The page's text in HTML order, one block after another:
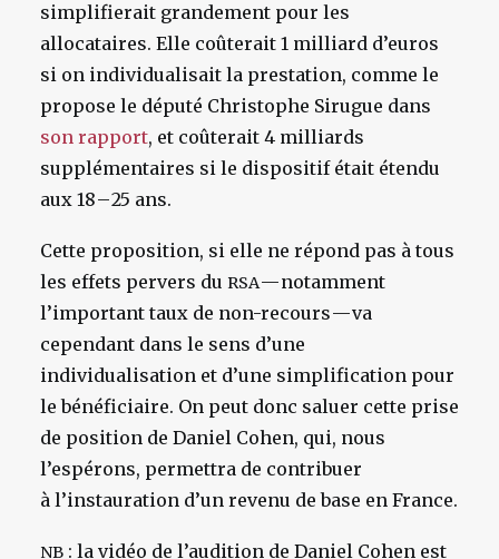
simplifierait grandement pour les
allocataires. Elle coûterait 1 milliard d’euros
si on individualisait la prestation, comme le
propose le député Christophe Sirugue dans
son rapport, et coûterait 4 milliards
supplémentaires si le dispositif était étendu
aux 18 – 25 ans.
Cette proposition, si elle ne répond pas à tous
les effets pervers du RSA— notamment
l’important taux de non-recours — va
cependant dans le sens d’une
individualisation et d’une simplification pour
le bénéficiaire. On peut donc saluer cette prise
de position de Daniel Cohen, qui, nous
l’espérons, permettra de contribuer
à l’instauration d’un revenu de base en France.
NB : la vidéo de l’audition de Daniel Cohen est